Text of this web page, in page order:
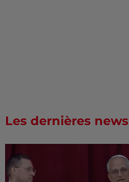
Les dernières news